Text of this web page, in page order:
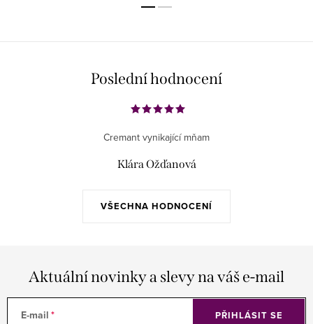
Poslední hodnocení
VŠECHNA HODNOCENÍ
Cremant vynikající mňam
Klára Ožďanová
Aktuální novinky a slevy na váš e-mail
E-mail PŘIHLÁSIT SE